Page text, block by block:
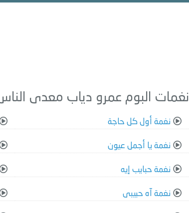
نغمات البوم عمرو دياب معدى الناس
نغمة أول كل حاجة
نغمة يا أجمل عيون
نغمة حبايب إيه
نغمة آه حبيبى